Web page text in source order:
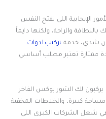
الإيجابية اللي تفتح النفس
والراحة، ولكنها دايماً
شذي، خدمة تركيب ادوات
ممتازة تعتبر مطلب أساسي
لك الشور بوكس الفاخر
كبيرة، والخلاطات المخفية
شغل الشركات الكبرى اللي